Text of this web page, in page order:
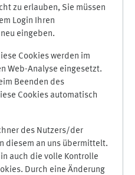
zu erlauben, Sie müssen
Login Ihren
eingeben.
Cookies werden im
Web-Analyse eingesetzt.
Beenden des
Cookies automatisch
des Nutzers/der
diesem an uns übermittelt.
auch die volle Kontrolle
Durch eine Änderung